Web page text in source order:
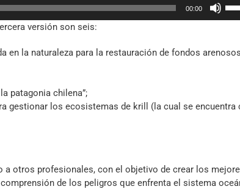
00:00
o
versión son seis:
en la naturaleza para la restauración de fondos arenosos
patagonia chilena”;
gestionar los ecosistemas de krill (la cual se encuentra
otros profesionales, con el objetivo de crear los
de los peligros que enfrenta el sistema